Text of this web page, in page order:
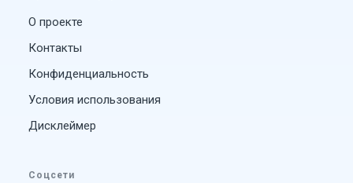
О проекте
Контакты
Конфиденциальность
Условия использования
Дисклеймер
Соцсети